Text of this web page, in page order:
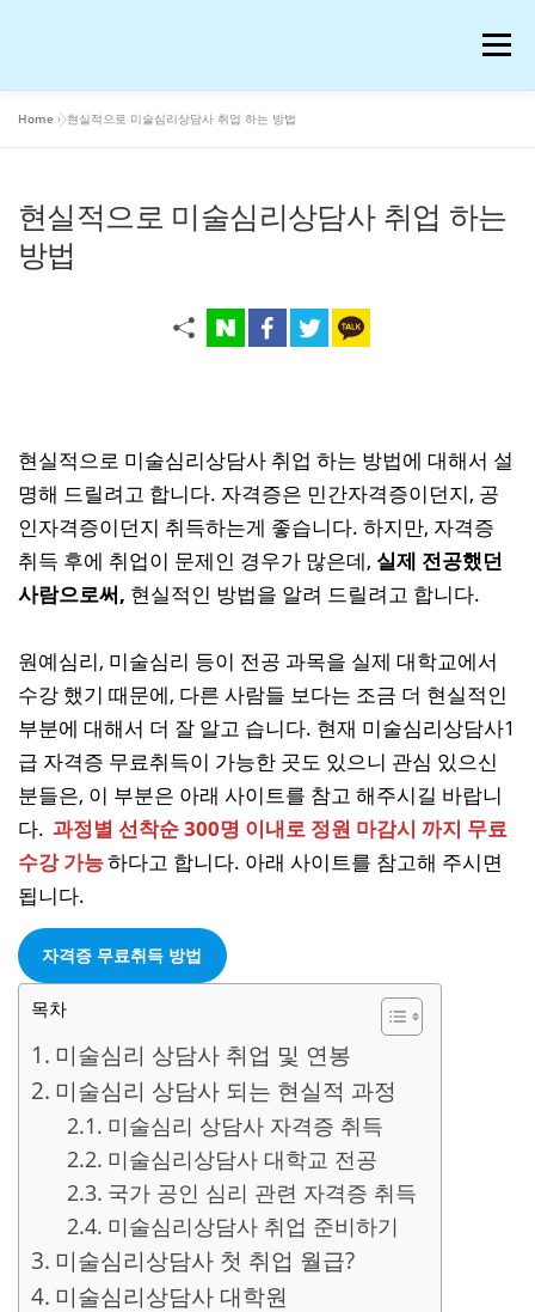
메뉴
AI 연구 워드프레스 일기 온라인 강의 후기
생활꿀팁 반려동물 화장품
프로그램 IT 저작권과 법
Home »현실적으로 미술심리상담사 취업 하는 방법
현실적으로 미술심리상담사 취업 하는
방법
현실적으로 미술심리상담사 취업 하는 방법에 대해서 설
명해 드릴려고 합니다. 자격증은 민간자격증이던지, 공
인자격증이던지 취득하는게 좋습니다. 하지만, 자격증
취득 후에 취업이 문제인 경우가 많은데, 실제 전공했던
사람으로써, 현실적인 방법을 알려 드릴려고 합니다.
원예심리, 미술심리 등이 전공 과목을 실제 대학교에서
수강 했기 때문에, 다른 사람들 보다는 조금 더 현실적인
부분에 대해서 더 잘 알고 습니다. 현재 미술심리상담사1
급 자격증 무료취득이 가능한 곳도 있으니 관심 있으신
분들은, 이 부분은 아래 사이트를 참고 해주시길 바랍니
다. 과정별 선착순 300명 이내로 정원 마감시 까지 무료
수강 가능하다고 합니다. 아래 사이트를 참고해 주시면
됩니다.
자격증 무료취득 방법
목차
미술심리 상담사 취업 및 연봉
미술심리 상담사 되는 현실적 과정
미술심리 상담사 자격증 취득
미술심리상담사 대학교 전공
국가 공인 심리 관련 자격증 취득
미술심리상담사 취업 준비하기
미술심리상담사 첫 취업 월급?
미술심리상담사 대학원